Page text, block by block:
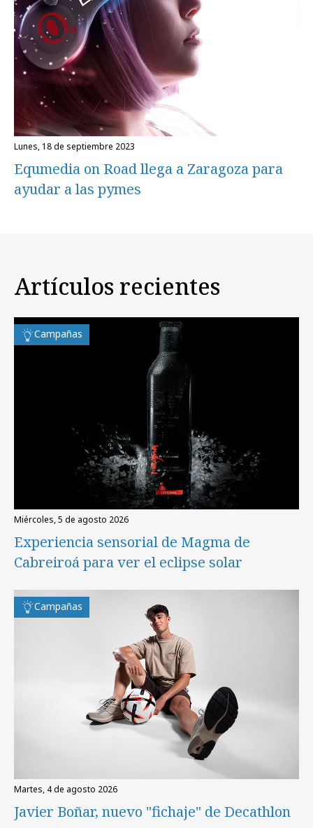
lunes, 18 de septiembre 2023
Equmedia on Road llega a Zaragoza para
ayudar a las pymes
Artículos recientes
Campañas
miércoles, 5 de agosto 2026
Experiencia sensorial de Magma de
Cabreiroá para ver el eclipse solar
Campañas
martes, 4 de agosto 2026
Javier Boñar, nuevo "fichaje" de Decathlon